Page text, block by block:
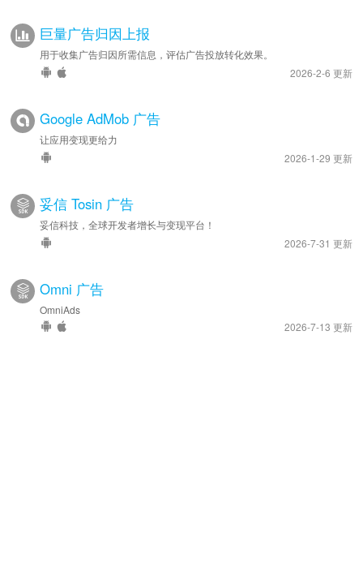
巨量广告归因上报
用于收集广告归因所需信息，评估广告投放转化效果。
2026-2-6 更新
Google AdMob 广告
让应用变现更给力
2026-1-29 更新
妥信 Tosin 广告
妥信科技，全球开发者增长与变现平台！
2026-7-31 更新
Omni 广告
OmniAds
2026-7-13 更新